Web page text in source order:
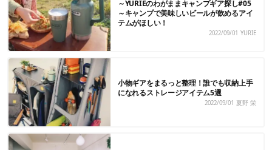
～YURIEのわがままキャンプギア探し#05
～キャンプで美味しいビールが飲めるアイ
テムがほしい！
2022/09/01 YURIE
小物ギアをまるっと整理！誰でも収納上手
になれるストレージアイテム5選
2022/09/01 夏野 栄